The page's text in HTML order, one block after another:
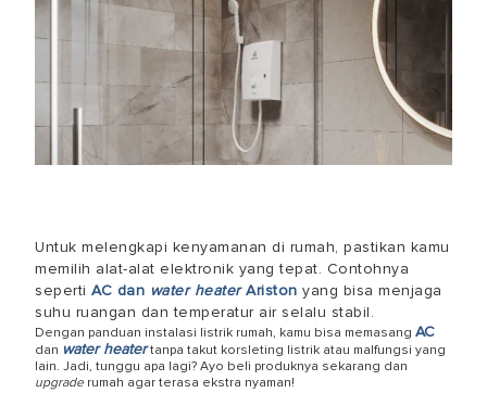
Untuk melengkapi kenyamanan di rumah, pastikan kamu
memilih alat-alat elektronik yang tepat. Contohnya
seperti AC dan water heaterAriston yang bisa menjaga
suhu ruangan dan temperatur air selalu stabil.
Dengan panduan instalasi listrik rumah, kamu bisa memasang AC
dan water heatertanpa takut korsleting listrik atau malfungsi yang
lain. Jadi, tunggu apa lagi? Ayo beli produknya sekarang dan
upgrade rumah agar terasa ekstra nyaman!